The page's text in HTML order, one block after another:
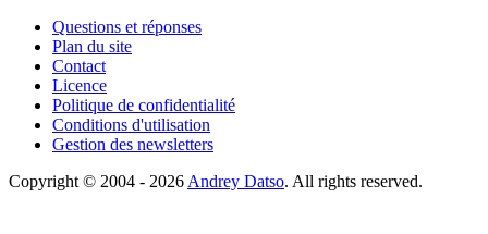
Questions et réponses
Plan du site
Contact
Licence
Politique de confidentialité
Conditions d'utilisation
Gestion des newsletters
Copyright © 2004 - 2026 Andrey Datso. All rights reserved.